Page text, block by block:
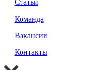
Статьи
Команда
Вакансии
Контакты